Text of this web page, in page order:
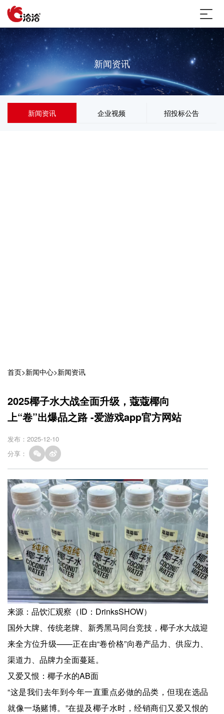
新闻资讯
新闻资讯 企业视频 招投标公告
首页>新闻中心>新闻资讯
2025椰子水大战全面升级，蔻蔻椰向
上“卷”出爆品之路 -爱游戏app官方网站
发布：2025-12-10
分享：
来源：品饮汇观察（ID：DrinksSHOW）
国外大牌、传统老牌、新秀黑马同台竞技，椰子水大战迎
来全方位升级——正在由“卷价格”向卷产品力、供应力、
渠道力、品牌力全面蔓延。
又爱又恨：椰子水的AB面
“这是我们去年到今年一直重点必做的品类，但现在选品
就像一场赌博。”在提及椰子水时，经销商们又爱又恨的